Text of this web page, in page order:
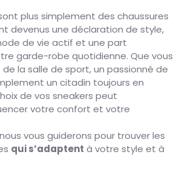
plus simplement des chaussures
devenus une déclaration de style,
de vie actif et une part
garde-robe quotidienne. Que vous
la salle de sport, un passionné de
un citadin toujours en
de vos sneakers peut
votre confort et votre
vous guiderons pour trouver les
qui s’adaptent à votre style et à